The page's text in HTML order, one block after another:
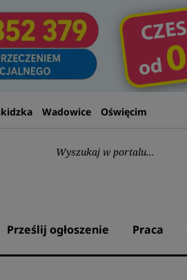
Wadowice Oświęcim
Prześlij ogłoszenie Praca